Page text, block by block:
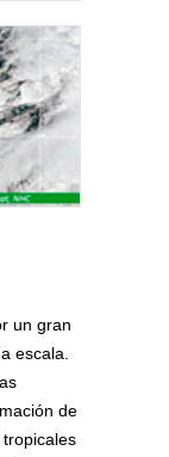
un gran
escala.
de